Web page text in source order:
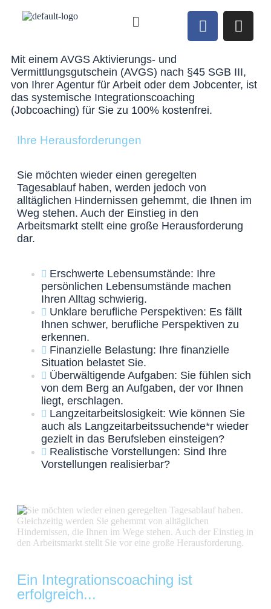
Mit einem AVGS Aktivierungs- und
Vermittlungsgutschein (AVGS) nach §45 SGB III,
von Ihrer Agentur für Arbeit oder dem Jobcenter, ist
das systemische Integrationscoaching
(Jobcoaching) für Sie zu 100% kostenfrei.
Ihre Herausforderungen
Sie möchten wieder einen geregelten
Tagesablauf haben, werden jedoch von
alltäglichen Hindernissen gehemmt, die Ihnen im
Weg stehen. Auch der Einstieg in den
Arbeitsmarkt stellt eine große Herausforderung
dar.
Erschwerte Lebensumstände: Ihre
persönlichen Lebensumstände machen
Ihren Alltag schwierig.
Unklare berufliche Perspektiven: Es fällt
Ihnen schwer, berufliche Perspektiven zu
erkennen.
Finanzielle Belastung: Ihre finanzielle
Situation belastet Sie.
Überwältigende Aufgaben: Sie fühlen sich
von dem Berg an Aufgaben, der vor Ihnen
liegt, erschlagen.
Langzeitarbeitslosigkeit: Wie können Sie
auch als Langzeitarbeitssuchende*r wieder
gezielt in das Berufsleben einsteigen?
Realistische Vorstellungen: Sind Ihre
Vorstellungen realisierbar?
Ein Integrationscoaching ist
erfolgreich...